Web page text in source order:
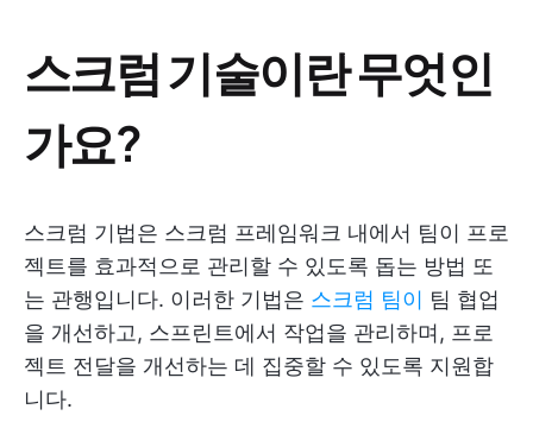
스크럼 기술이란 무엇인
가요?
스크럼 기법은 스크럼 프레임워크 내에서 팀이 프로
젝트를 효과적으로 관리할 수 있도록 돕는 방법 또
는 관행입니다. 이러한 기법은 스크럼 팀이 팀 협업
을 개선하고, 스프린트에서 작업을 관리하며, 프로
젝트 전달을 개선하는 데 집중할 수 있도록 지원합
니다.